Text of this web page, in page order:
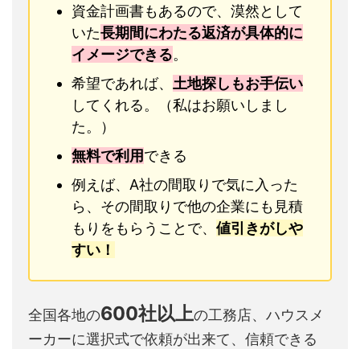
資金計画書もあるので、漠然として
いた長期間にわたる返済が具体的に
イメージできる。
希望であれば、 土地探しもお手伝い
してくれる。（私はお願いしまし
た。）
無料で利用できる
例えば、A社の間取りで気に入った
ら、その間取りで他の企業にも見積
もりをもらうことで、 値引きがしや
すい！
全国各地の600社以上の工務店、ハウスメ
ーカーに選択式で依頼が出来て、信頼できる